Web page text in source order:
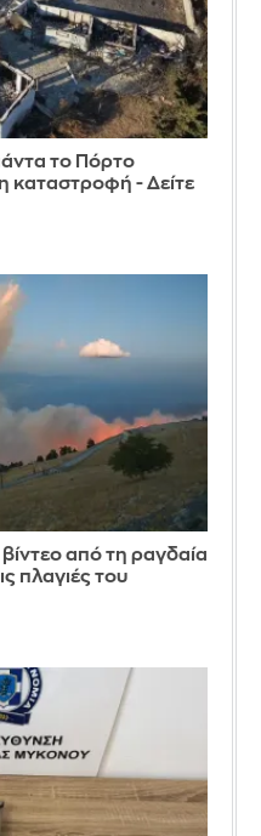
το Πόρτο
καταστροφή - Δείτε
από τη ραγδαία
πλαγιές του